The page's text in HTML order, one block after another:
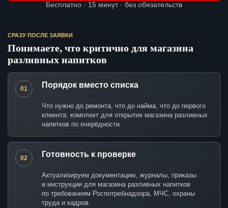
Бесплатно · 15 минут · без обязательств
СРАЗУ ПОСЛЕ ЗАЯВКИ
Понимаете, что критично для магазина
разливных напитков
01 Порядок вместо списка
Что нужно до ремонта, что до найма, что до первого
клиента: комплект для открытия магазина разливных
напитков по очерёдности.
02 Готовность к проверке
Актуализируем документацию, журналы, приказы
и инструкции для магазина разливных напитков
по требованиям Роспотребнадзора, МЧС, охраны
труда и кадров.